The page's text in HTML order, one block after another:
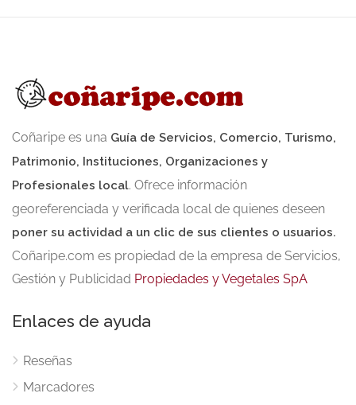
Coñaripe es una Guía de Servicios, Comercio, Turismo,
Patrimonio, Instituciones, Organizaciones y
Profesionales local. Ofrece información
georeferenciada y verificada local de quienes deseen
poner su actividad a un clic de sus clientes o usuarios.
Coñaripe.com es propiedad de la empresa de Servicios,
Gestión y Publicidad Propiedades y Vegetales SpA
Enlaces de ayuda
Reseñas
Marcadores